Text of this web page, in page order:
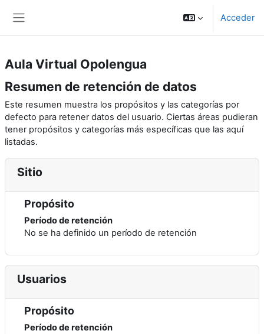
Acceder
Aula Virtual Opolengua
Resumen de retención de datos
Este resumen muestra los propósitos y las categorías por
defecto para retener datos del usuario. Ciertas áreas pudieran
tener propósitos y categorías más específicas que las aquí
listadas.
Sitio
Propósito
Período de retención
No se ha definido un período de retención
Usuarios
Propósito
Período de retención